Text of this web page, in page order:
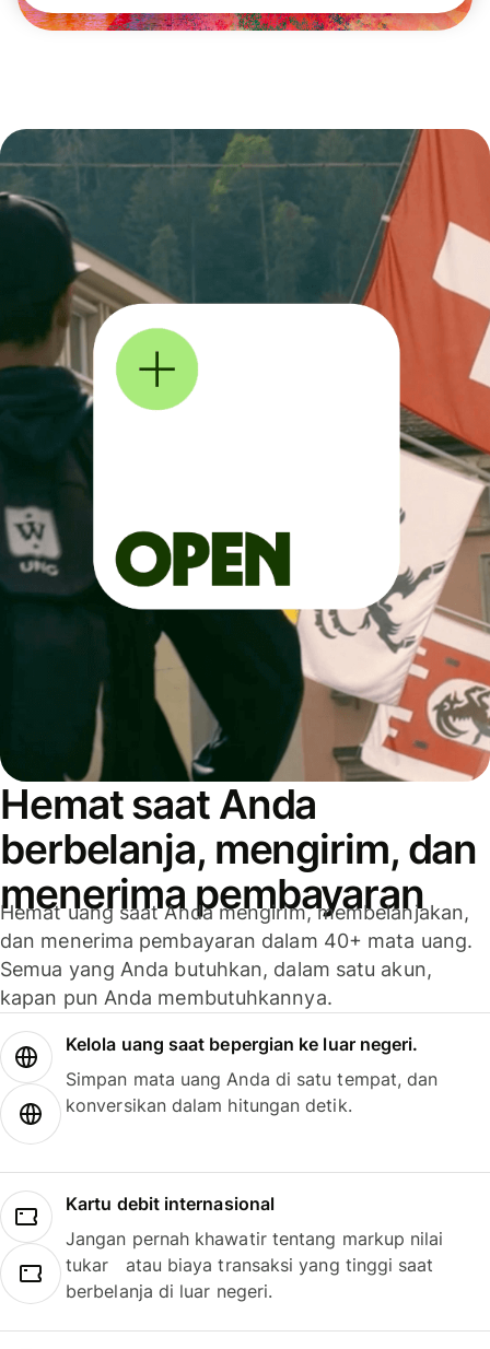
Hemat saat Anda
berbelanja, mengirim, dan
menerima pembayaran
Hemat uang saat Anda mengirim, membelanjakan,
dan menerima pembayaran dalam 40+ mata uang.
Semua yang Anda butuhkan, dalam satu akun,
kapan pun Anda membutuhkannya.
Kelola uang saat bepergian ke luar negeri.
Simpan mata uang Anda di satu tempat, dan
konversikan dalam hitungan detik.
Kartu debit internasional
Jangan pernah khawatir tentang markup nilai
tukar atau biaya transaksi yang tinggi saat
berbelanja di luar negeri.